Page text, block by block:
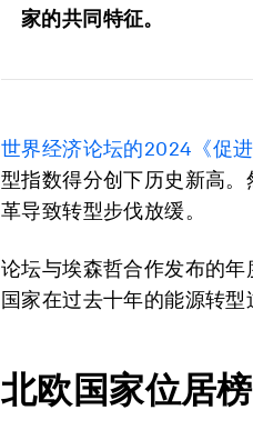
家的共同特征。
世界经济论坛的2024《促
型指数得分创下历史新高
革导致转型步伐放缓。
论坛与埃森哲合作发布的
国家在过去十年的能源转型
北欧国家位居